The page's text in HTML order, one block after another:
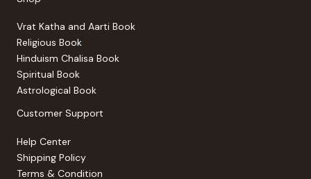
Vrat Katha and Aarti Book
Religious Book
Hinduism Chalisa Book
Spiritual Book
Astrological Book
Customer Support
Help Center
Shipping Policy
Terms & Condition